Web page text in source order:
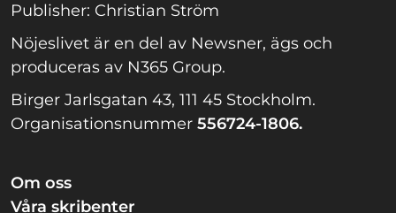
Publisher: Christian Ström
Nöjeslivet är en del av Newsner, ägs och
produceras av N365 Group.
Birger Jarlsgatan 43, 111 45 Stockholm.
Organisationsnummer 556724-1806.
Om oss
Våra skribenter